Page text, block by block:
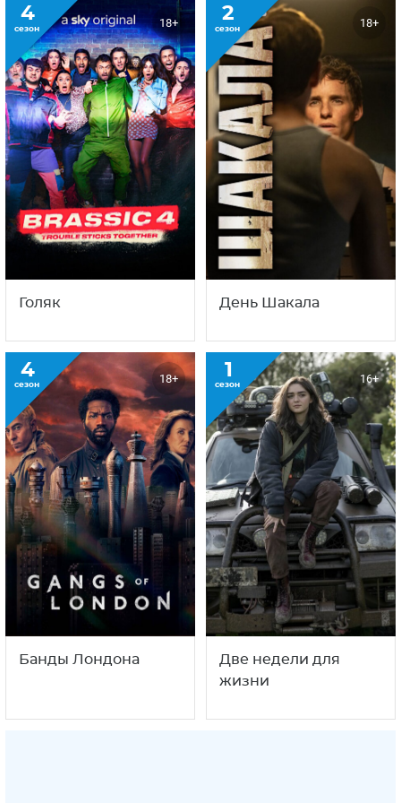
4
сезон 18+
Голяк
2
сезон 18+
День Шакала
4
сезон 18+
Банды Лондона
1
сезон 16+
Две недели для
жизни